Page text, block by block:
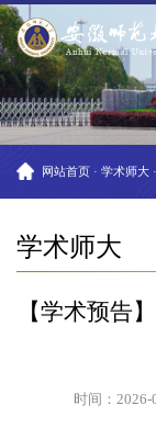
网站首页 · 学术师大 ·
学术师大
【学术预告
时间：2026-